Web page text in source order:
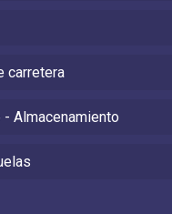
carretera
- Almacenamiento